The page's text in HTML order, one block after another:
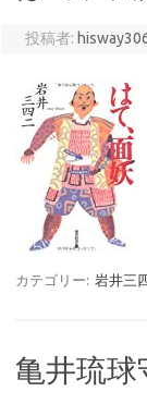
投稿者:
カテゴリー: 岩井三
亀井琉球